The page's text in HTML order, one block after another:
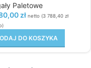
Paletowe
zł netto (3 788,40zł
DO KOSZYKA